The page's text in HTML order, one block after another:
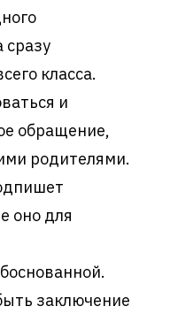
сразу
класса.
и
обращение,
родителями.
оно для
заключение